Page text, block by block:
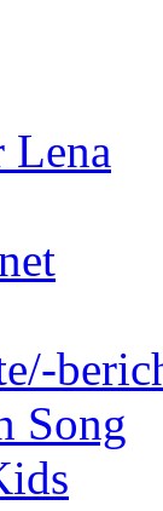
Lena
Song